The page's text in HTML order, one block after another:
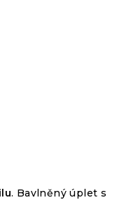
. Bavlněný úplet s